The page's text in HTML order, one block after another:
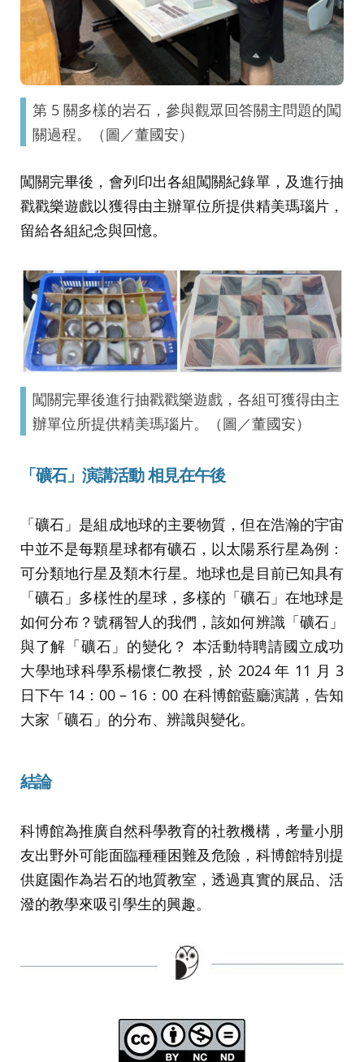
第 5 關多樣的岩石，參與觀眾回答關主問題的闖
關過程。（圖／董國安）
闖關完畢後，會列印出各組闖關紀錄單，及進行抽
戳戳樂遊戲以獲得由主辦單位所提供精美瑪瑙片，
留給各組紀念與回憶。
闖關完畢後進行抽戳戳樂遊戲，各組可獲得由主
辦單位所提供精美瑪瑙片。（圖／董國安）
「礦石」演講活動 相見在午後
「礦石」是組成地球的主要物質，但在浩瀚的宇宙
中並不是每顆星球都有礦石，以太陽系行星為例：
可分類地行星及類木行星。地球也是目前已知具有
「礦石」多樣性的星球，多樣的「礦石」在地球是
如何分布？號稱智人的我們，該如何辨識「礦石」
與了解「礦石」的變化？ 本活動特聘請國立成功
大學地球科學系楊懷仁教授，於 2024 年 11 月 3
日下午 14：00 – 16：00 在科博館藍廳演講，告知
大家「礦石」的分布、辨識與變化。
結論
科博館為推廣自然科學教育的社教機構，考量小朋
友出野外可能面臨種種困難及危險，科博館特別提
供庭園作為岩石的地質教室，透過真實的展品、活
潑的教學來吸引學生的興趣。